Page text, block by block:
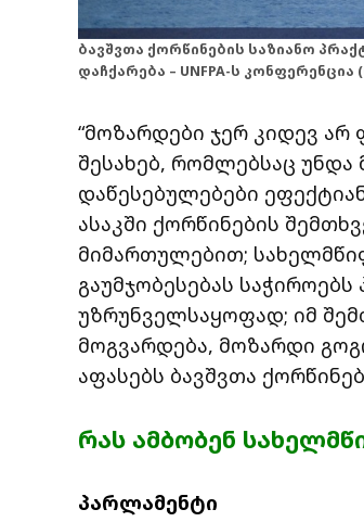
ბავშვთა ქორწინების საზიანო
დაჩქარება – UNFPA-ს კონფერენცია
“მოზარდები ჯერ კიდევ არ
შესახებ, რომლებსაც
დაწესებულებები
ასაკში ქორწინების
მიმართულებით;
გაუმჯობესებას
უზრუნველსაყოფად; იმ
მოგვარდება, მოზარდი
აფასებს ბავშვთა
რას ამბობენ
პარლამენტი